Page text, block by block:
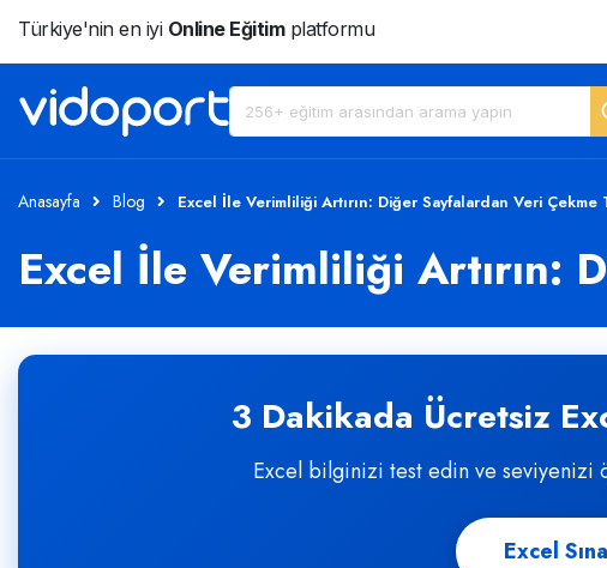
Türkiye'nin en iyi Online Eğitimplatformu
Anasayfa Blog Excel İle Verimliliği Artırın: Diğer Sayfalardan Veri Çekme
Excel İle Verimliliği Artırın:
3 Dakikada Ücretsiz
Excel bilginizi test edin ve seviyenizi
Excel